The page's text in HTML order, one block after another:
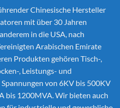
Chinesische Hersteller
mit über 30 Jahren
in die USA, nach
Arabischen Emirate
Produkten gehören Tisch-,
, Leistungs- und
von 6KV bis 500KV
bis 1200MVA. Wir bieten auch